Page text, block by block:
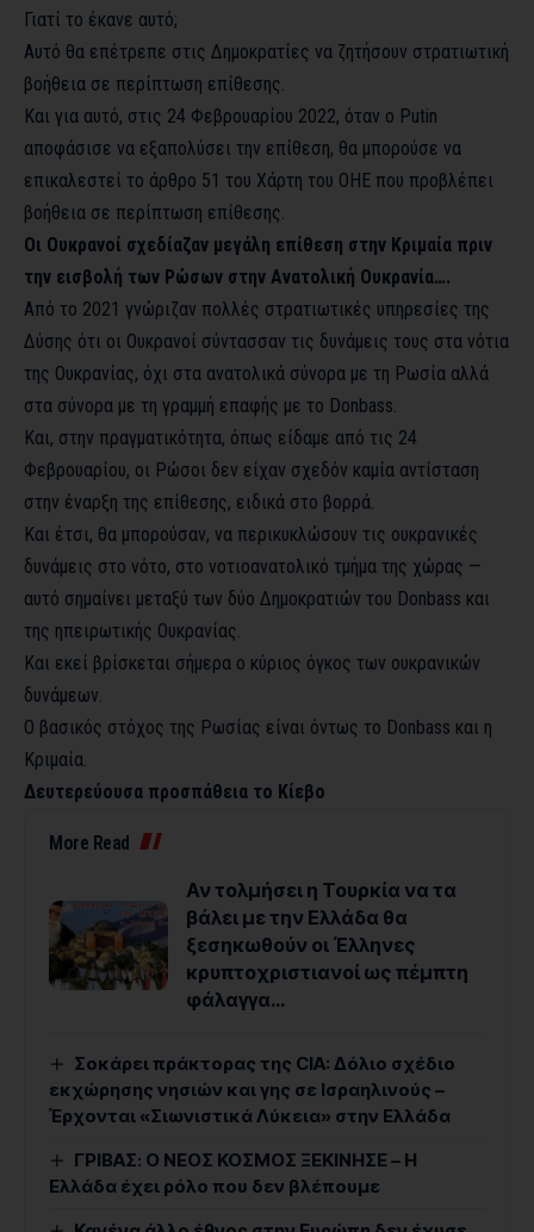
Γιατί το έκανε αυτό;
Αυτό θα επέτρεπε στις Δημοκρατίες να ζητήσουν στρατιωτική
βοήθεια σε περίπτωση επίθεσης.
Και για αυτό, στις 24 Φεβρουαρίου 2022, όταν ο Putin
αποφάσισε να εξαπολύσει την επίθεση, θα μπορούσε να
επικαλεστεί το άρθρο 51 του Χάρτη του ΟΗΕ που προβλέπει
βοήθεια σε περίπτωση επίθεσης.
Οι Ουκρανοί σχεδίαζαν μεγάλη επίθεση στην Κριμαία πριν
την εισβολή των Ρώσων στην Ανατολική Ουκρανία….
Από το 2021 γνώριζαν πολλές στρατιωτικές υπηρεσίες της
Δύσης ότι οι Ουκρανοί σύντασσαν τις δυνάμεις τους στα νότια
της Ουκρανίας, όχι στα ανατολικά σύνορα με τη Ρωσία αλλά
στα σύνορα με τη γραμμή επαφής με το Donbass.
Και, στην πραγματικότητα, όπως είδαμε από τις 24
Φεβρουαρίου, οι Ρώσοι δεν είχαν σχεδόν καμία αντίσταση
στην έναρξη της επίθεσης, ειδικά στο βορρά.
Και έτσι, θα μπορούσαν, να περικυκλώσουν τις ουκρανικές
δυνάμεις στο νότο, στο νοτιοανατολικό τμήμα της χώρας —
αυτό σημαίνει μεταξύ των δύο Δημοκρατιών του Donbass και
της ηπειρωτικής Ουκρανίας.
Και εκεί βρίσκεται σήμερα ο κύριος όγκος των ουκρανικών
δυνάμεων.
O βασικός στόχος της Ρωσίας είναι όντως το Donbass και η
Κριμαία.
Δευτερεύουσα προσπάθεια το Κίεβο
More Read
Αν τολμήσει η Τουρκία να τα
βάλει με την Ελλάδα θα
ξεσηκωθούν οι Έλληνες
κρυπτοχριστιανοί ως πέμπτη
φάλαγγα…
Σοκάρει πράκτορας της CIA: Δόλιο σχέδιο
εκχώρησης νησιών και γης σε Ισραηλινούς –
Έρχονται «Σιωνιστικά Λύκεια» στην Ελλάδα
ΓΡΙΒΑΣ: Ο ΝΕΟΣ ΚΟΣΜΟΣ ΞΕΚΙΝΗΣΕ – Η
Ελλάδα έχει ρόλο που δεν βλέπουμε